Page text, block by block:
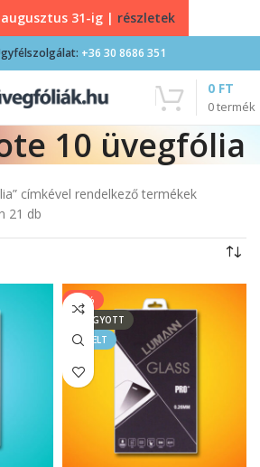
+36 30 8686 351
0termék
0 FT
10 üvegfólia
címkével rendelkező termékek
21 db
-33%
ELFOGYOTT
KIEMELT
31-ig | részletek